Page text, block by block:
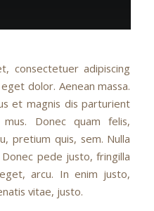
consectetuer adipiscing
dolor. Aenean massa.
et magnis dis parturient
Donec quam felis,
pretium quis, sem. Nulla
pede justo, fringilla
arcu. In enim justo,
vitae, justo.